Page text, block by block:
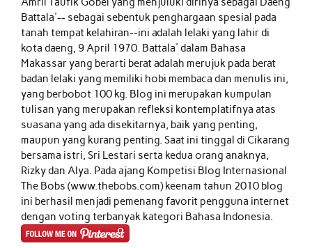
Battala'-- sebagai sebentuk penghargaan spesial pada
tanah tempat kelahiran--ini adalah lelaki yang lahir di
kota daeng, 9 April 1970. Battala' dalam Bahasa
Makassar yang berarti berat adalah merujuk pada berat
badan lelaki yang memiliki hobi membaca dan menulis ini,
yang berbobot 100 kg. Blog ini merupakan kumpulan
tulisan yang merupakan refleksi kontemplatifnya atas
suasana yang ada disekitarnya, baik yang penting,
maupun yang kurang penting. Saat ini tinggal di Cikarang
bersama istri, Sri Lestari serta kedua orang anaknya,
Rizky dan Alya. Pada ajang Kompetisi Blog Internasional
The Bobs (www.thebobs.com) keenam tahun 2010 blog
ini berhasil menjadi pemenang favorit pengguna internet
dengan voting terbanyak kategori Bahasa Indonesia.